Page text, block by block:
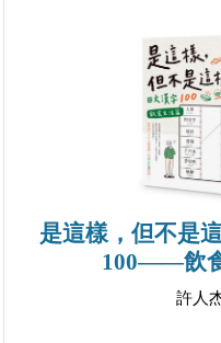
是這樣，但不是
100——飲
許人